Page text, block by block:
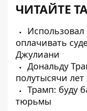
ЧИТАЙТЕ
оплачивать
Джулиани
Дональду
полутысячи
Трамп: буду
тюрьмы